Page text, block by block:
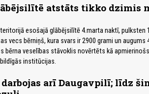
atstāts tikko dzimis
esošajā glābējsilītē 4.marta naktī, pulksten
vecs bērniņš, kura svars ir 2900 grami un augums
bērna veselības stāvoklis novērtēts kā
institūcijas.
arī Daugavpilī; līdz